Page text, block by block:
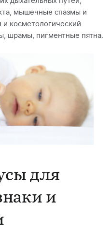
мышечные спазмы и
косметологический
шрамы, пигментные пятна.
для
и